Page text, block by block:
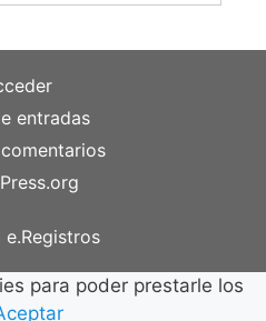
entradas
para poder prestarle los